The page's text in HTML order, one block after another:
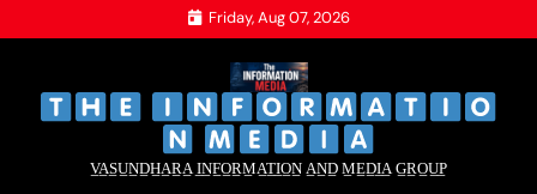
to
Friday, Aug 07, 2026
V̲A̲S̲U̲N̲D̲H̲A̲R̲A̲ I̲N̲F̲O̲R̲M̲A̲T̲I̲O̲N̲ A̲N̲D̲ M̲E̲D̲I̲A̲ G̲R̲O̲U̲P̲